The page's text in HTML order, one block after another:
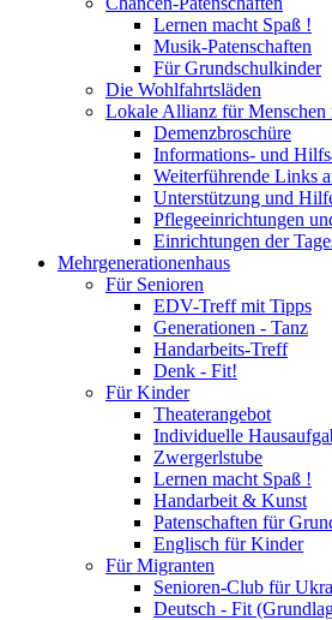
Lernen macht Spaß !
Musik-Patenschaften
Für Grundschulkinder
Die Wohlfahrtsläden
Lokale Allianz für Menschen
Demenzbroschüre
Informations- und
Weiterführende Links
Unterstützung und
Pflegeeinrichtungen
Einrichtungen der
Mehrgenerationenhaus
Für Senioren
EDV-Treff mit Tipps
Generationen - Tanz
Handarbeits-Treff
Denk - Fit!
Für Kinder
Theaterangebot
Individuelle
Zwergerlstube
Lernen macht Spaß !
Handarbeit & Kunst
Patenschaften für
Englisch für Kinder
Für Migranten
Senioren-Club für
Deutsch - Fit